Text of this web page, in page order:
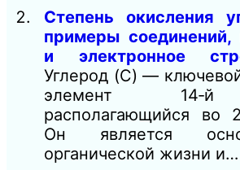
Степень окисления
примеры соединений,
и электронное
Углерод (C) —
элемент 14‑й
располагающийся во
Он является
органической жизни и…